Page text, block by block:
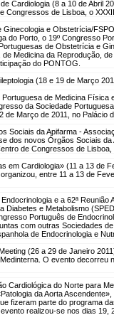
Cardiologia (8 a 10 de Abril
Congressos de Lisboa, o
Ginecologia e Obstetrícia/
do Porto, o 19º Congresso
de Obstetrícia e
Medicina da Reprodução,
do PONTOG.
(18 e 19 de Março
de Medicina Física
da Sociedade
de Março de 2011, no Palácio
Sociais da Apifarma -
dos novos Órgãos Sociais
de Congressos de Lisboa,
em Cardiologia» (11 a 13 de
entre 11 a 13 de
e a 62ª Reunião
Diabetes e Metabolismo
Português de
com outras Sociedades
de Endocrinologia e
(26 a 29 de Janeiro
O evento
Cardiológica do Norte para
da Aorta
fizeram parte do programa
realizou-se nos dias